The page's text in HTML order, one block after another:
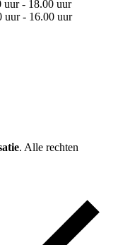
uur - 18.00 uur
uur - 16.00 uur
. Alle rechten